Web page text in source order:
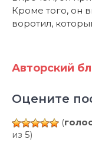
Кроме того, он
воротил,
Авторский
Оцените
(
из 5)